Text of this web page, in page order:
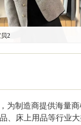
2
为制造商提供海量
、床上用品等行业